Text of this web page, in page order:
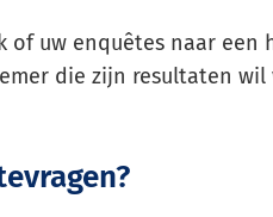
of uw enquêtes naar een
die zijn resultaten wil